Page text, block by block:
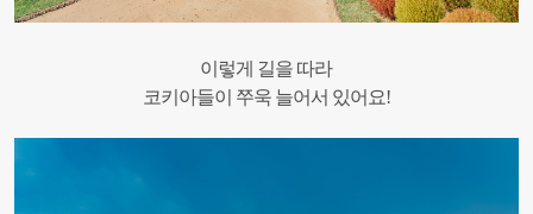
이렇게 길을 따라
코키아들이 쭈욱 늘어서 있어요!